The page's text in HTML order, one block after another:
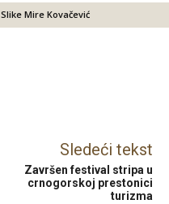
Slike Mire Kovačević
Sledeći tekst
Završen festival stripa u
crnogorskoj prestonici
turizma